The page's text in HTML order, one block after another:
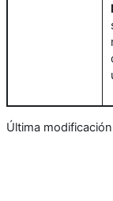
Última